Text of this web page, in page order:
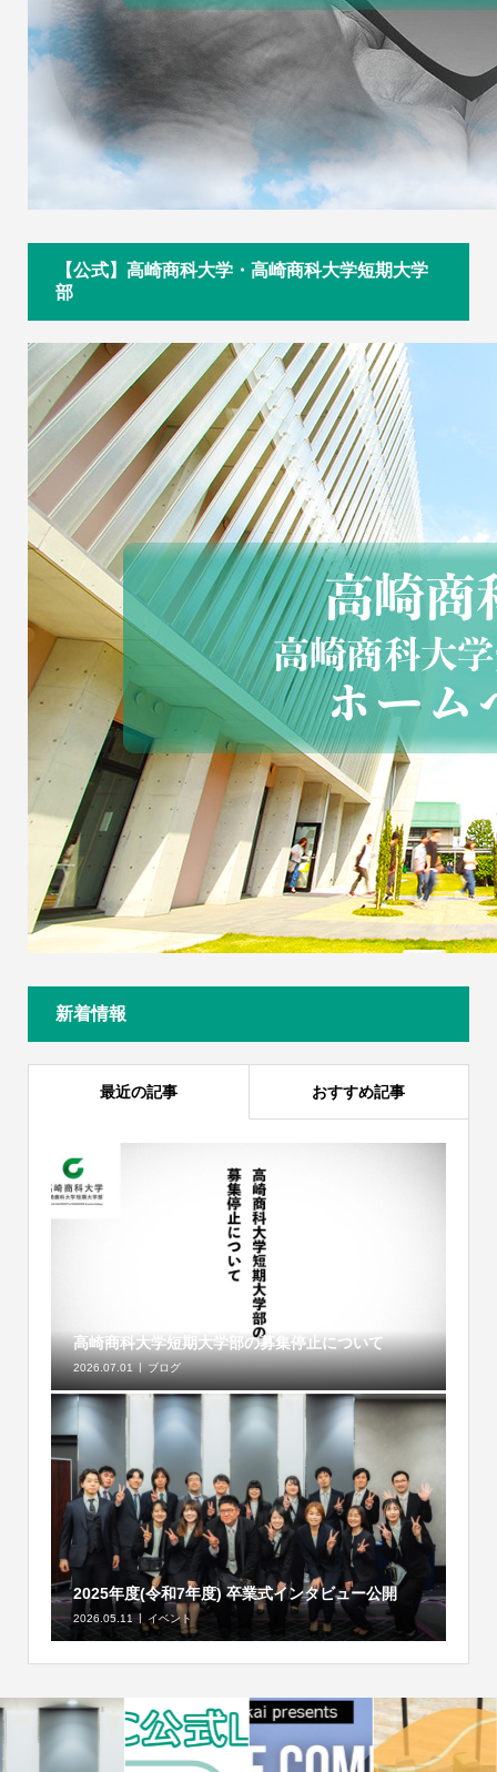
【公式】高崎商科大学・高崎商科大学短期大学
部
新着情報
最近の記事 おすすめ記事
高崎商科大学短期大学部の募集停止について
2026.07.01 ブログ
2025年度(令和7年度) 卒業式インタビュー公開
2026.05.11 イベント